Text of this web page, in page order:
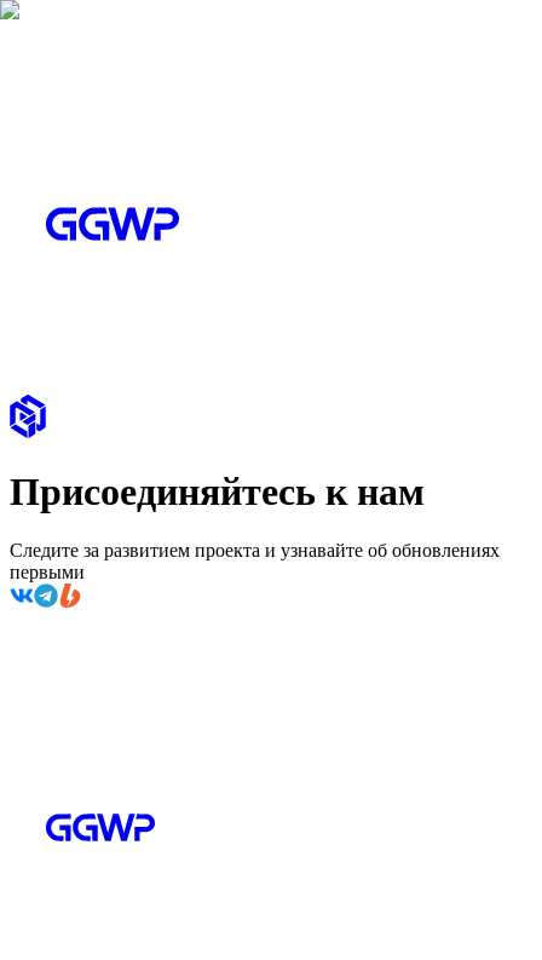
Присоединяйтесь к нам
Следите за развитием проекта и узнавайте об обновлениях
первыми